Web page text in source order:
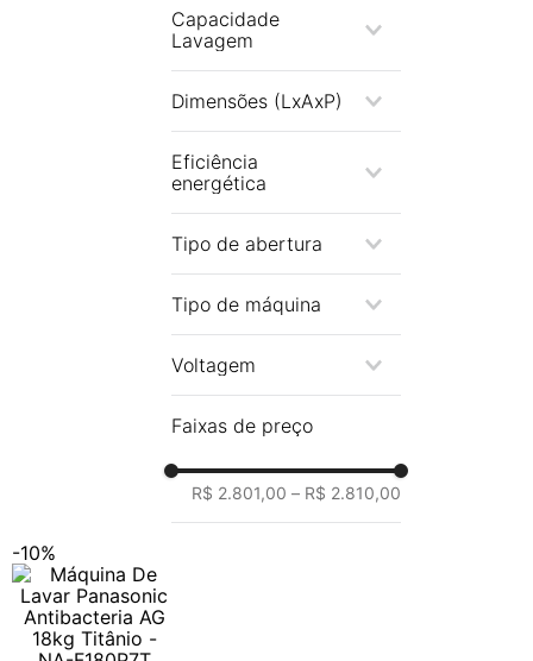
Capacidade
Lavagem
Dimensões (LxAxP)
Eficiência
energética
Tipo de abertura
(top load)
Tipo de máquina
Voltagem
Faixas de preço
R$ 2.801,00 – R$ 2.810,00
-10%